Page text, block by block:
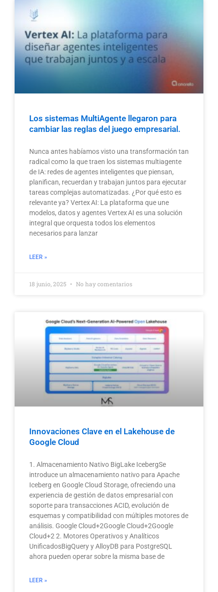
Los sistemas MultiAgente llegaron para
cambiar las reglas del juego empresarial.
Nunca antes habíamos visto una transformación tan
radical como la que traen los sistemas multiagente
de IA: redes de agentes inteligentes que piensan,
planifican, recuerdan y trabajan juntos para ejecutar
tareas complejas automatizadas. ¿Por qué esto es
relevante ya? Vertex AI: La plataforma que une
modelos, datos y agentes Vertex AI es una solución
integral que orquesta todos los elementos
necesarios para lanzar
LEER »
18 junio, 2025 No hay comentarios
Innovaciones Clave en el Lakehouse de
Google Cloud
1. Almacenamiento Nativo BigLake IcebergSe
introduce un almacenamiento nativo para Apache
Iceberg en Google Cloud Storage, ofreciendo una
experiencia de gestión de datos empresarial con
soporte para transacciones ACID, evolución de
esquemas y compatibilidad con múltiples motores de
análisis. Google Cloud+2Google Cloud+2Google
Cloud+2 2. Motores Operativos y Analíticos
UnificadosBigQuery y AlloyDB para PostgreSQL
ahora pueden operar sobre la misma base de
LEER »